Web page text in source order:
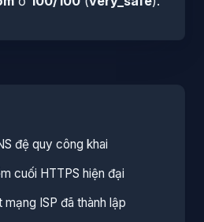
đệ quy công khai
cuối HTTPS hiện đại
ISP đã thành lập